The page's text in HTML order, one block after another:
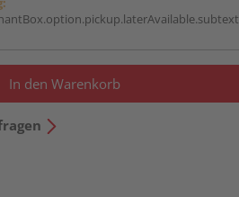
In den Warenkorb